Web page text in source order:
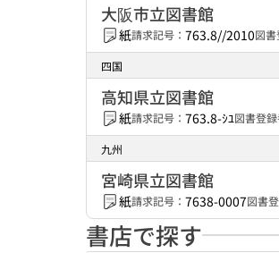
大阪市立図書館
紙請求記号： 763.8//2010図書
四国
高知県立図書館
紙請求記号： 763.8-ｼﾕ図書登録
九州
宮崎県立図書館
紙請求記号： 7638-0007図書
書店で探す